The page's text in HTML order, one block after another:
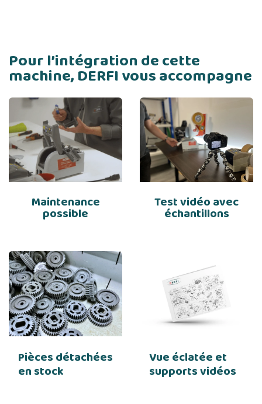
Pour l’intégration de cette
machine, DERFI vous accompagne
Maintenance
possible
Test vidéo avec
échantillons
Pièces détachées
en stock
Vue éclatée et
supports vidéos